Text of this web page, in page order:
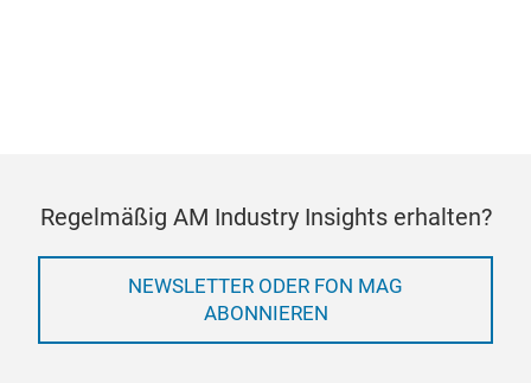
Regelmäßig AM Industry Insights erhalten?
NEWSLETTER ODER FON MAG
ABONNIEREN